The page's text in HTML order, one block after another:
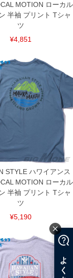
しあった場合速やかにご
MOTION ローカル
半袖 プリント Tシャ
ツ
¥4,851
STYLE ハワイアンス
MOTION ローカル
半袖 プリント Tシャ
ツ
¥5,190